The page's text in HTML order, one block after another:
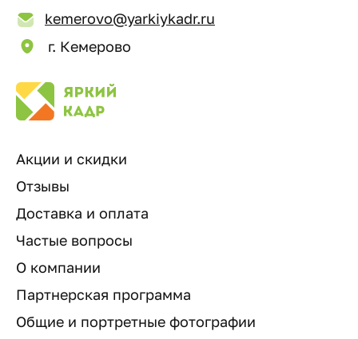
kemerovo@yarkiykadr.ru
г. Кемерово
Акции и скидки
Отзывы
Доставка и оплата
Частые вопросы
О компании
Партнерская программа
Общие и портретные фотографии